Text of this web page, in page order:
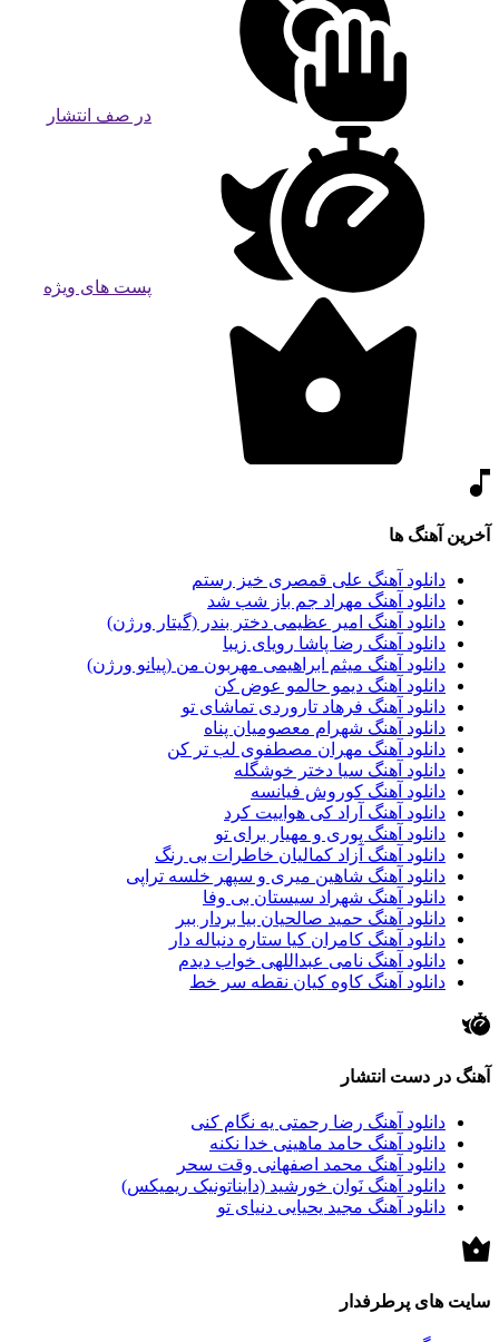
در صف انتشار
پست های ویژه
آخرین آهنگ ها
دانلود آهنگ علی قمصری خیز رستم
دانلود آهنگ مهراد جم باز شب شد
دانلود آهنگ امیر عظیمی دختر بندر (گیتار ورژن)
دانلود آهنگ رضا پاشا رویای زیبا
دانلود آهنگ میثم ابراهیمی مهربون من (پیانو ورژن)
دانلود آهنگ دیمو حالمو عوض کن
دانلود آهنگ فرهاد تاروردی تماشای تو
دانلود آهنگ شهرام معصومیان پناه
دانلود آهنگ مهران مصطفوی لب تر کن
دانلود آهنگ سیا دختر خوشگله
دانلود آهنگ کوروش فیانسه
دانلود آهنگ آراد کی هواییت کرد
دانلود آهنگ پوری و مهیار برای تو
دانلود آهنگ آزاد کمالیان خاطرات بی رنگ
دانلود آهنگ شاهین میری و سپهر خلسه تراپی
دانلود آهنگ شهراد سیستان بی وفا
دانلود آهنگ حمید صالحیان بیا بردار ببر
دانلود آهنگ کامران کیا ستاره دنباله دار
دانلود آهنگ نامی عبداللهی خواب دیدم
دانلود آهنگ کاوه کیان نقطه سر خط
آهنگ در دست انتشار
دانلود آهنگ رضا رحمتی یه نگام کنی
دانلود آهنگ حامد ماهینی خدا نکنه
دانلود آهنگ محمد اصفهانی وقت سحر
دانلود آهنگ نَوان خورشید (دایناتونیک ریمیکس)
دانلود آهنگ مجید یحیایی دنیای تو
سایت های پرطرفدار